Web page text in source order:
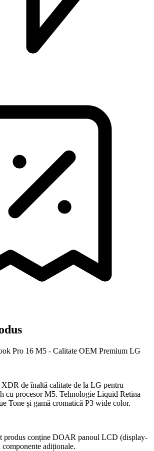
Pro 16 M5 - Calitate OEM Premium LG
de înaltă calitate de la LG pentru
cu procesor M5. Tehnologie Liquid Retina
Tone și gamă cromatică P3 wide color.
conține DOAR panoul LCD (display-
adiționale.